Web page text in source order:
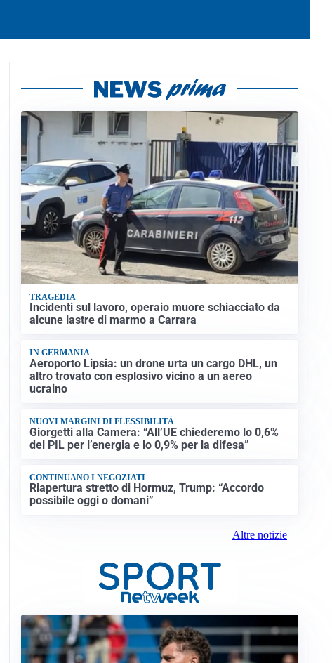
TRAGEDIA
Incidenti sul lavoro, operaio muore schiacciato da
alcune lastre di marmo a Carrara
IN GERMANIA
Aeroporto Lipsia: un drone urta un cargo DHL, un
altro trovato con esplosivo vicino a un aereo
ucraino
NUOVI MARGINI DI FLESSIBILITÀ
Giorgetti alla Camera: “All’UE chiederemo lo 0,6%
del PIL per l’energia e lo 0,9% per la difesa”
CONTINUANO I NEGOZIATI
Riapertura stretto di Hormuz, Trump: “Accordo
possibile oggi o domani”
Altre notizie